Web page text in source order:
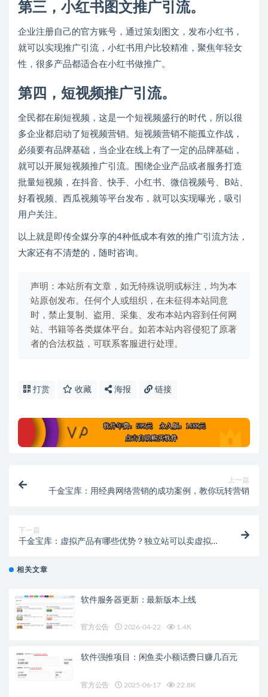
第三，小红书图文推广引流。
企业注册自己的官方账号，通过策划图文，发布小红书，
就可以实现推广引流，小红书用户比较精准，聚焦年轻女
性，很多产品都适合在小红书做推广。
第四，短视频推广引流。
全民都在刷短视频，这是一个短视频盛行的时代，所以很
多企业都启动了短视频营销。短视频营销不能孤立作战，
必须要有品牌基础，当企业在线上有了一定的品牌基础，
就可以开展短视频推广引流。围绕企业产品或者服务打造
批量短视频，在抖音、快手、小红书、微信视频号、B站、
好看视频、西瓜视频等平台发布，就可以实现曝光，吸引
用户关注。
以上就是即传全媒分享的4种低成本有效的推广引流方法，
大家还有不清楚的，随时咨询。
声明：本站所有文章，如无特殊说明或标注，均为本
站原创发布。任何个人或组织，在未征得本站同意
时，禁止复制、盗用、采集、发布本站内容到任何网
站、书籍等各类媒体平台。如若本站内容侵犯了原著
者的合法权益，可联系客服进行处理。
打赏 收藏 海报 链接
上一篇
千金宝库：用经典网络营销的成功案例，教你玩转营销
下一篇
千金宝库：虚拟产品有哪些优势？独立站可以卖虚拟产
相关文章
软件服务器更新：最新版本上线
官方公告 2026-04-22 1.4K
软件强推项目：闲鱼卖小额话费日赚几百元
官方公告 2025-06-17 22.8K